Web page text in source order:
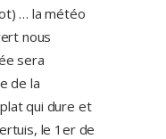
… la météo
nous
sera
de la
qui dure et
le 1er de